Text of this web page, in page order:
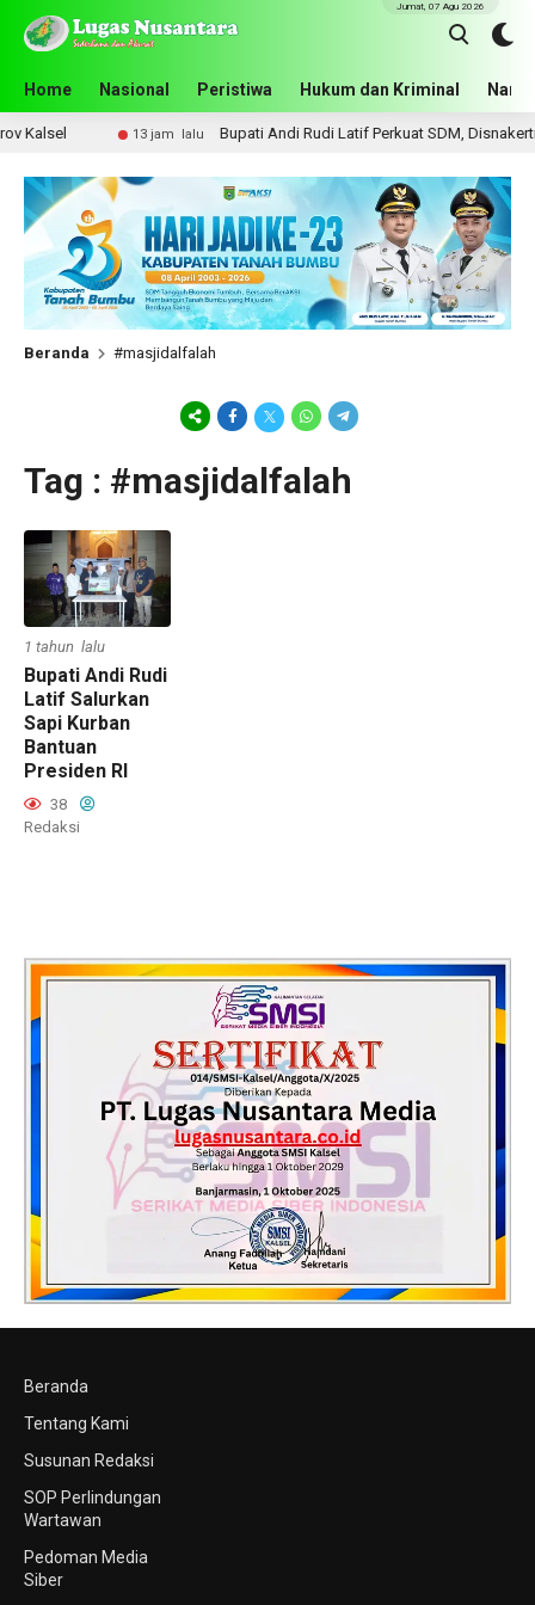
Home Nasional Peristiwa Hukum dan Kriminal
Jumat, 07 Agu 2026
13 jam lalu Bupati Andi Rudi Latif Perkuat SDM,
Beranda #masjidalfalah
Tag : #masjidalfalah
1 tahun lalu
Bupati Andi Rudi
Latif Salurkan
Sapi Kurban
Bantuan
Presiden RI
38
Redaksi
Beranda
Tentang Kami
Susunan Redaksi
SOP Perlindungan
Wartawan
Pedoman Media
Siber